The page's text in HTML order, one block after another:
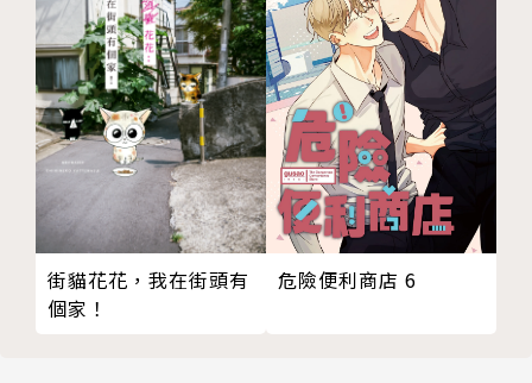
街貓花花，我在街頭有
個家！
危險便利商店 6